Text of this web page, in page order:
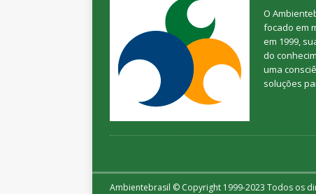
O
focado em
em 1999,
do
uma
soluções
Ambientebrasil © Copyright 1999-2023 Todos os